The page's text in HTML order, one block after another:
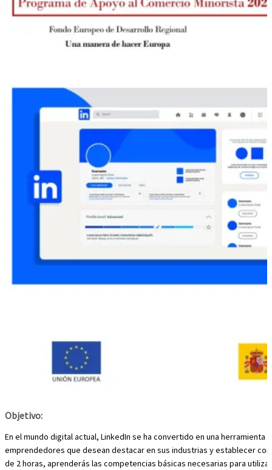
Objetivo:
En el mundo digital actual, LinkedIn se ha convertido en una
emprendedores que desean destacar en sus industrias y establecer
de 2 horas, aprenderás las competencias básicas necesarias para